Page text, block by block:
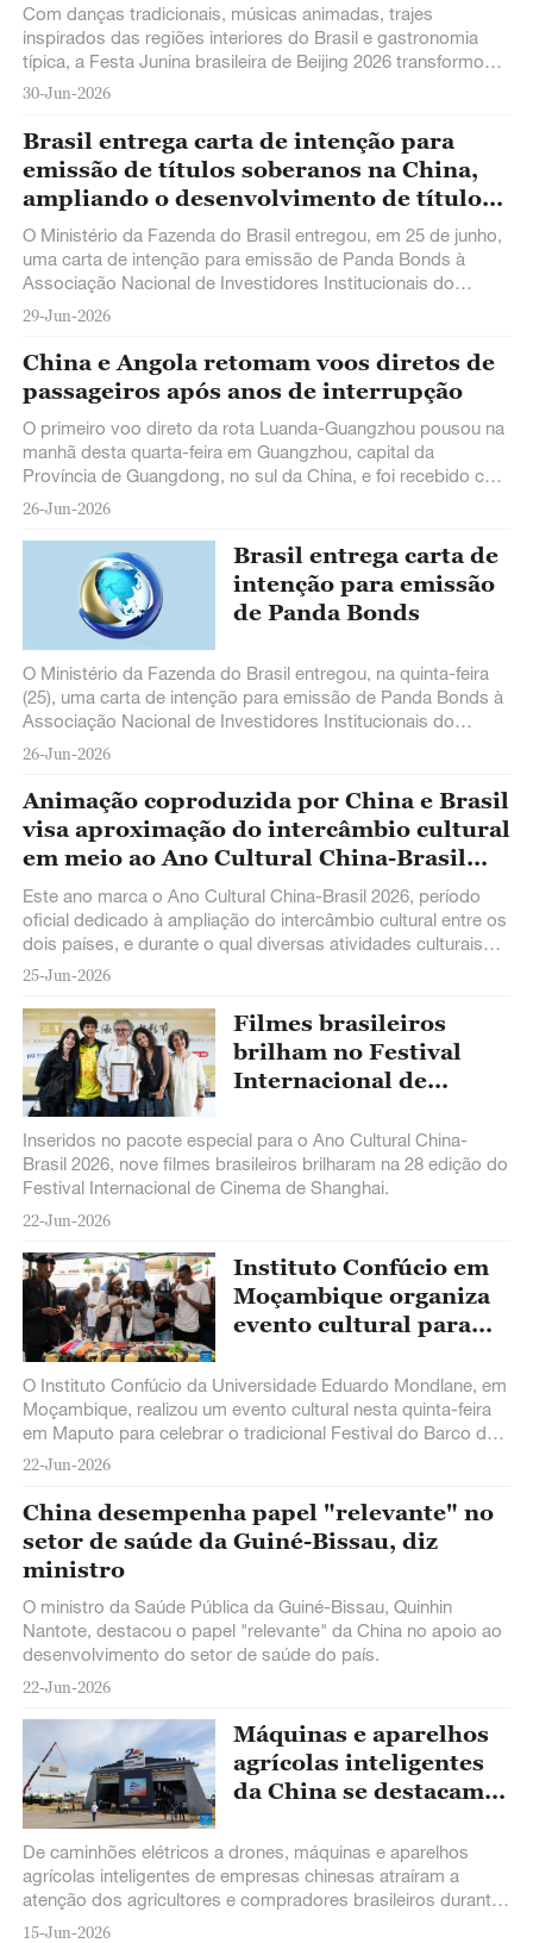
Com danças tradicionais, músicas animadas, trajes
inspirados das regiões interiores do Brasil e gastronomia
típica, a Festa Junina brasileira de Beijing 2026 transformou o
Langyuan Station, um parque em Beijing, num ambiente
30-Jun-2026
Brasil entrega carta de intenção para
emissão de títulos soberanos na China,
ampliando o desenvolvimento de títulos
Panda
O Ministério da Fazenda do Brasil entregou, em 25 de junho,
uma carta de intenção para emissão de Panda Bonds à
Associação Nacional de Investidores Institucionais do
Mercado Financeiro da China, o primeiro passo formal para a
chinesa) no território chinês, marcando uma intensificação da
cooperação financeira entre a China e o Brasil, e o aumento
contínuo do interesse e do reconhecimento dos ativos em
moeda chinesa por parte de entidades estrangeiras.
29-Jun-2026
China e Angola retomam voos diretos de
passageiros após anos de interrupção
O primeiro voo direto da rota Luanda-Guangzhou pousou na
manhã desta quarta-feira em Guangzhou, capital da
Província de Guangdong, no sul da China, e foi recebido com
uma salva de jatos d'água. A chegada marcou a retomada
China, suspensos desde 2020.
26-Jun-2026
Brasil entrega carta de
intenção para emissão
de Panda Bonds
O Ministério da Fazenda do Brasil entregou, na quinta-feira
(25), uma carta de intenção para emissão de Panda Bonds à
Associação Nacional de Investidores Institucionais do
Mercado Financeiro da
26-Jun-2026
Animação coproduzida por China e Brasil
visa aproximação do intercâmbio cultural
em meio ao Ano Cultural China-Brasil
2026
Este ano marca o Ano Cultural China-Brasil 2026, período
oficial dedicado à ampliação do intercâmbio cultural entre os
dois países, e durante o qual diversas atividades culturais
têm sido realizadas ao público sino-brasileiro.
25-Jun-2026
Filmes brasileiros
brilham no Festival
Internacional de
Inseridos no pacote especial para o Ano Cultural China-
Brasil 2026, nove filmes brasileiros brilharam na 28 edição do
Festival Internacional de Cinema de Shanghai.
22-Jun-2026
Instituto Confúcio em
Moçambique organiza
evento cultural para
Barco do Dragão da
China
O Instituto Confúcio da Universidade Eduardo Mondlane, em
Moçambique, realizou um evento cultural nesta quinta-feira
em Maputo para celebrar o tradicional Festival do Barco do
Dragão da China.
22-Jun-2026
China desempenha papel "relevante" no
setor de saúde da Guiné-Bissau, diz
ministro
O ministro da Saúde Pública da Guiné-Bissau, Quinhin
Nantote, destacou o papel "relevante" da China no apoio ao
desenvolvimento do setor de saúde do país.
22-Jun-2026
Máquinas e aparelhos
agrícolas inteligentes
da China se destacam
De caminhões elétricos a drones, máquinas e aparelhos
agrícolas inteligentes de empresas chinesas atraíram a
atenção dos agricultores e compradores brasileiros durante
a 20ª edição da Bahia Farm Show.
15-Jun-2026